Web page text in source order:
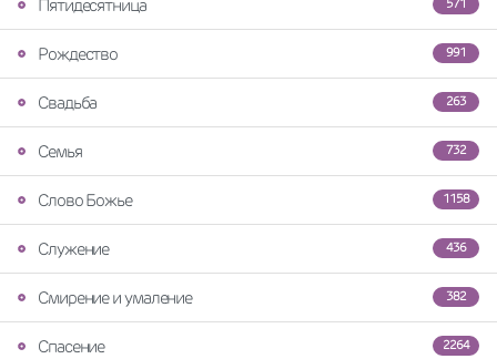
571
Пятидесятница
991
Рождество
263
Свадьба
732
Семья
1158
Слово Божье
436
Служение
382
Смирение и умаление
2264
Спасение